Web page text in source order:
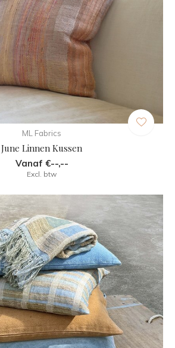
ML Fabrics
June Linnen Kussen
Vanaf €--,--
Excl. btw